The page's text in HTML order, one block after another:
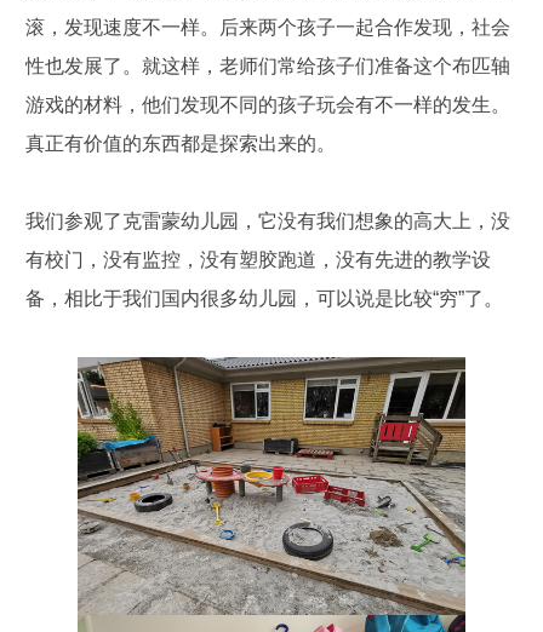
滚，发现速度不一样。后来两个孩子一起合作发现，社会
性也发展了。就这样，老师们常给孩子们准备这个布匹轴
游戏的材料，他们发现不同的孩子玩会有不一样的发生。
真正有价值的东西都是探索出来的。
我们参观了克雷蒙幼儿园，它没有我们想象的高大上，没
有校门，没有监控，没有塑胶跑道，没有先进的教学设
备，相比于我们国内很多幼儿园，可以说是比较“穷”了。